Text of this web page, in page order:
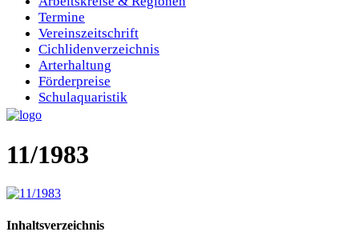
Termine
Vereinszeitschrift
Cichlidenverzeichnis
Arterhaltung
Förderpreise
Schulaquaristik
11/1983
Inhaltsverzeichnis